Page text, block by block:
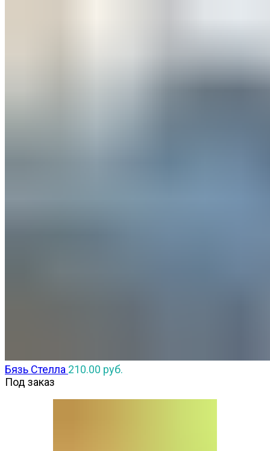
Бязь Стелла 210.00 руб.
Под заказ